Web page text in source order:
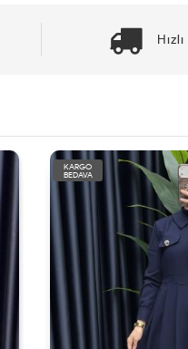
KARGO
BEDAVA